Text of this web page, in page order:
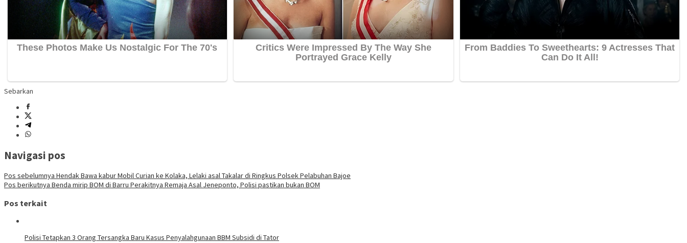
Sebarkan
Navigasi pos
Pos sebelumnya Hendak Bawa kabur Mobil Curian ke Kolaka, Lelaki asal Takalar di Ringkus Polsek Pelabuhan Bajoe
Pos berikutnya Benda mirip BOM di Barru Perakitnya Remaja Asal Jeneponto, Polisi pastikan bukan BOM
Pos terkait
Polisi Tetapkan 3 Orang Tersangka Baru Kasus Penyalahgunaan BBM Subsidi di Tator